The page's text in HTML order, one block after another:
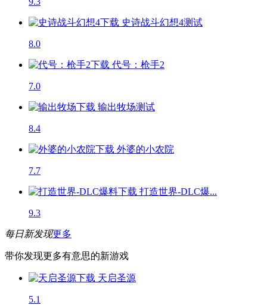
史诗战斗幻想4测试
8.0
代号：枪手2
7.0
输出牧场测试
8.4
外婆的小农院
7.7
打造世界-DLC爆...
9.3
每日新发现更多
带你发现更多有意思的新游戏
天启圣源
5.1